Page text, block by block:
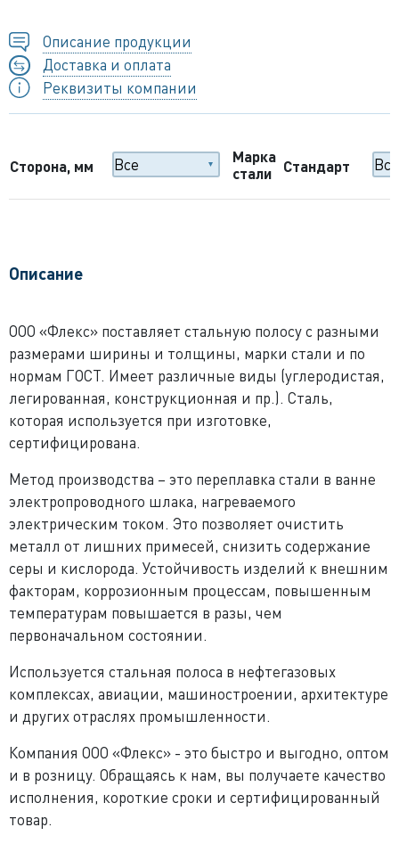
Описание продукции
Доставка и оплата
Реквизиты компании
Сторона, мм
Марка
стали
Стандарт
Описание
ООО «Флекс» поставляет стальную полосу с разными
размерами ширины и толщины, марки стали и по
нормам ГОСТ. Имеет различные виды (углеродистая,
легированная, конструкционная и пр.). Сталь,
которая используется при изготовке,
сертифицирована.
Метод производства – это переплавка стали в ванне
электропроводного шлака, нагреваемого
электрическим током. Это позволяет очистить
металл от лишних примесей, снизить содержание
серы и кислорода. Устойчивость изделий к внешним
факторам, коррозионным процессам, повышенным
температурам повышается в разы, чем
первоначальном состоянии.
Используется стальная полоса в нефтегазовых
комплексах, авиации, машиностроении, архитектуре
и других отраслях промышленности.
Компания ООО «Флекс» - это быстро и выгодно, оптом
и в розницу. Обращаясь к нам, вы получаете качество
исполнения, короткие сроки и сертифицированный
товар.